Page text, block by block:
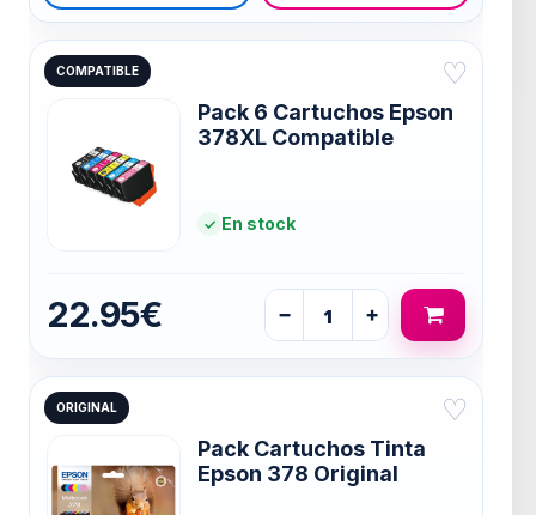
COMPATIBLE ♡
Pack 6 Cartuchos Epson
378XL Compatible
En stock
22.95€ − +
ORIGINAL ♡
Pack Cartuchos Tinta
Epson 378 Original